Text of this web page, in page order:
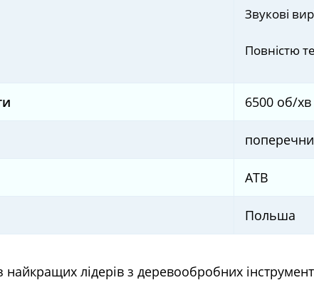
Звукові
Повністю
6500 об/хв
ATB
Польша
лідерів з деревообробних